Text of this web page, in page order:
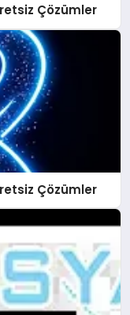
Çözümler
Çözümler